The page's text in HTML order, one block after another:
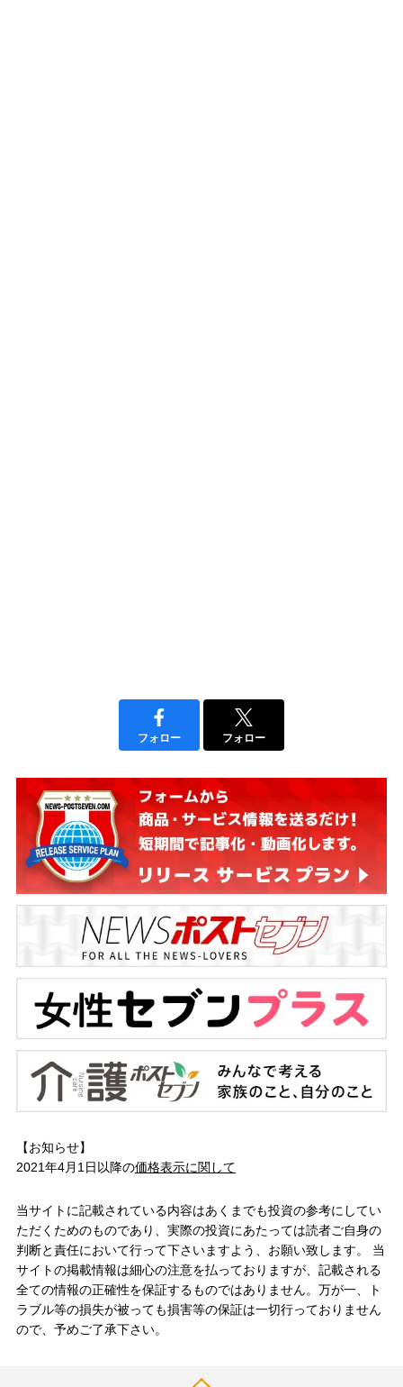
フォロー フォロー
【お知らせ】
2021年4月1日以降の価格表示に関して
当サイトに記載されている内容はあくまでも投資の参考にしてい
ただくためのものであり、実際の投資にあたっては読者ご自身の
判断と責任において行って下さいますよう、お願い致します。 当
サイトの掲載情報は細心の注意を払っておりますが、記載される
全ての情報の正確性を保証するものではありません。万が一、ト
ラブル等の損失が被っても損害等の保証は一切行っておりません
ので、予めご了承下さい。